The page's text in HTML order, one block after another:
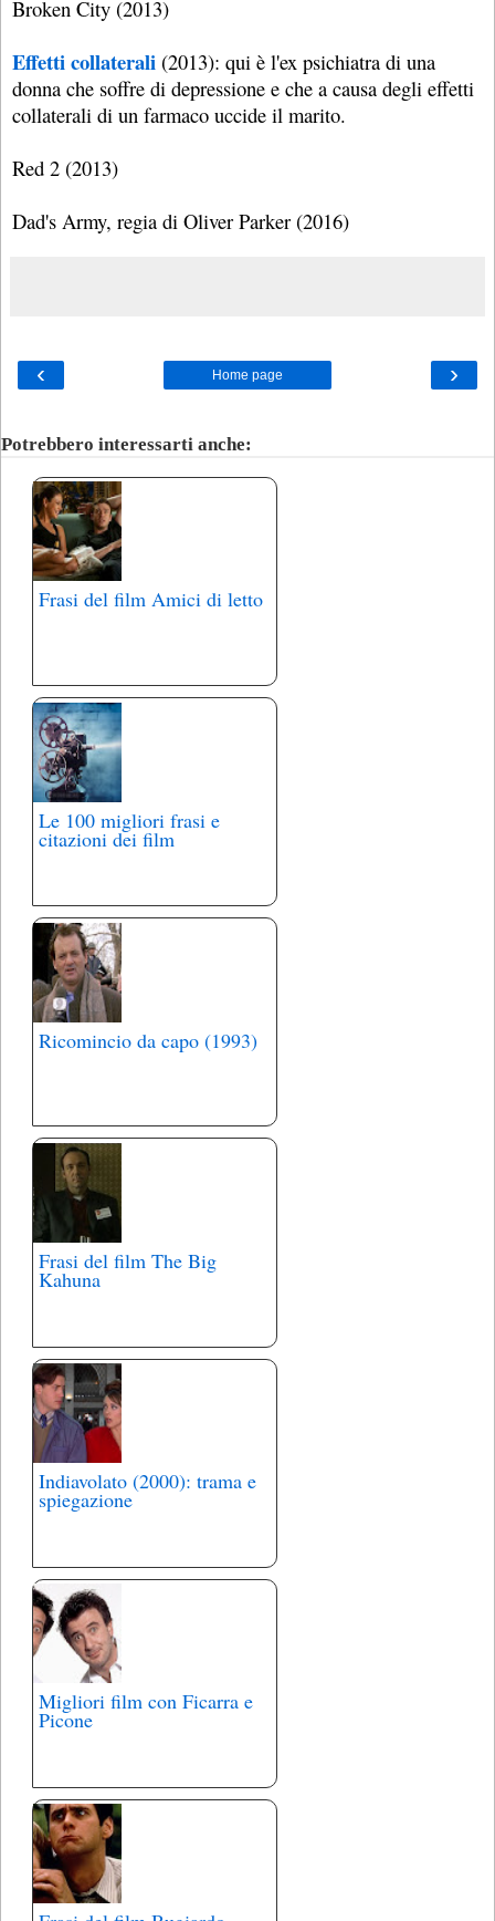
Broken City (2013)
Effetti collaterali (2013): qui è l'ex psichiatra di una
donna che soffre di depressione e che a causa degli effetti
collaterali di un farmaco uccide il marito.
Red 2 (2013)
Dad's Army, regia di Oliver Parker (2016)
‹ ›
Home page
Potrebbero interessarti anche:
Frasi del film Amici di letto
Le 100 migliori frasi e
citazioni dei film
Ricomincio da capo (1993)
Frasi del film The Big
Kahuna
Indiavolato (2000): trama e
spiegazione
Migliori film con Ficarra e
Picone